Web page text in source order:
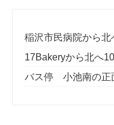
稲沢市民病院から北
17Bakeryから北へ
バス停 小池南の正